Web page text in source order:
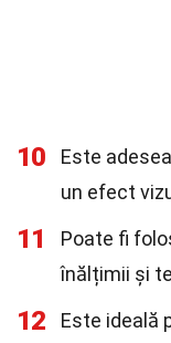
10
Este
un efect
11
Poate fi
înălțimii și
12
Este ideală